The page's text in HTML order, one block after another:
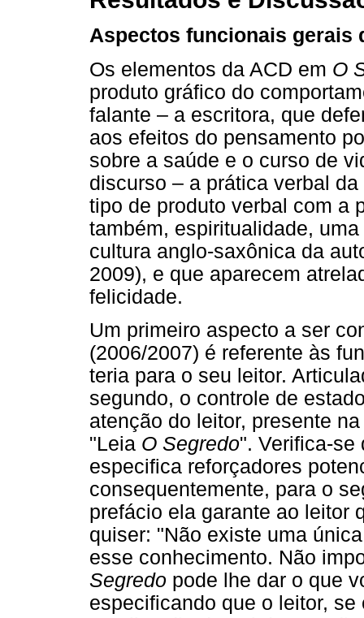
Aspectos funcionais gerais
Os elementos da ACD em O
produto gráfico do
falante – a escritora, que
aos efeitos do pensamento
sobre a saúde e o curso de
discurso – a prática verbal
tipo de produto verbal com a
também, espiritualidade,
cultura anglo-saxônica da
2009), e que aparecem
felicidade.
Um primeiro aspecto a ser
(2006/2007) é referente às
teria para o seu leitor.
segundo, o controle de
atenção do leitor, presente
"Leia O Segredo". Verifica-se
especifica reforçadores
consequentemente, para o
prefácio ela garante ao leitor
quiser: "Não existe uma
esse conhecimento. Não
Segredo pode lhe dar o que
especificando que o leitor,